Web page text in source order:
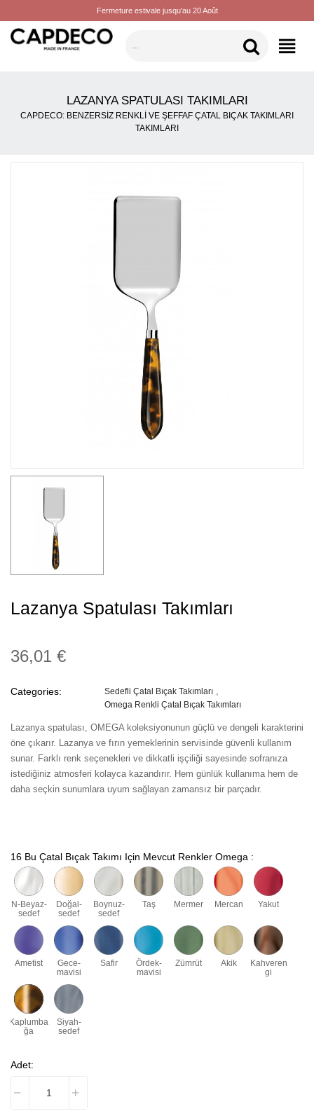
Fermeture estivale jusqu'au 20 Août
KATEGORILER
LAZANYA SPATULASI TAKIMLARI
CAPDECO: BENZERSIZ RENKLI VE ŞEFFAF ÇATAL BIÇAK TAKIMLARI
TAKIMLARI
Lazanya Spatulası Takımları
36,01 €
Categories:
Sedefli Çatal Bıçak Takımları
Omega Renkli Çatal Bıçak Takımları
Lazanya spatulası, OMEGA koleksiyonunun güçlü ve dengeli karakterini
öne çıkarır. Lazanya ve fırın yemeklerinin servisinde güvenli kullanım
sunar. Farklı renk seçenekleri ve dikkatli işçiliği sayesinde sofranıza
istediğiniz atmosferi kolayca kazandırır. Hem günlük kullanıma hem de
daha seçkin sunumlara uyum sağlayan zamansız bir parçadır.
16 Bu Çatal Bıçak Takımı Için Mevcut Renkler Omega :
N-Beyaz-
sedef
Doğal-
sedef
Boynuz-
sedef
Taş Mermer Mercan Yakut
Ametist
Gece-
mavisi
Safir
Ördek-
mavisi
Zümrüt Akik
Kahveren
gi
Kaplumba
ğa
Siyah-
sedef
Adet: